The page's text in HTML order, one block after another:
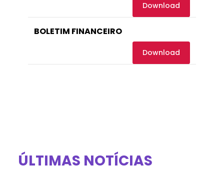
Download
BOLETIM FINANCEIRO
Download
ÚLTIMAS NOTÍCIAS